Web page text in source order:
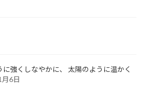
に強くしなやかに、 太陽のように温かく
6日